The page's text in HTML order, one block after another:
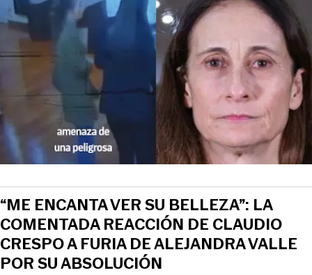
“ME ENCANTA VER SU BELLEZA”: LA
COMENTADA REACCIÓN DE CLAUDIO
CRESPO A FURIA DE ALEJANDRA VALLE
POR SU ABSOLUCIÓN